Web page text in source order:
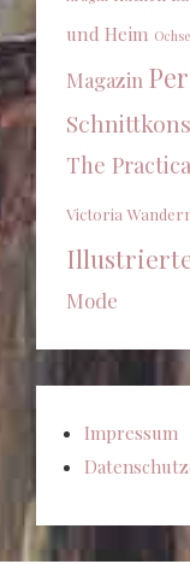
und Heim
Magazin
The
Victoria
Mode
Impressum